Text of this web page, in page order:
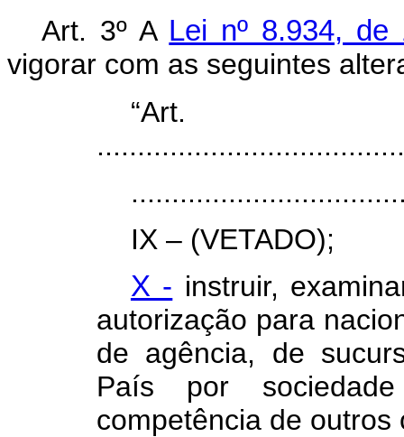
Art. 3º A Lei nº 8.934,
vigorar com as seguintes
IX – (VETADO);
X - instruir,
autorização para
de agência, de
País por
competência de outros